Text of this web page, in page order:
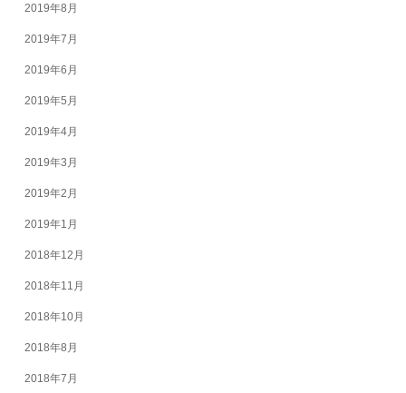
2019年8月
2019年7月
2019年6月
2019年5月
2019年4月
2019年3月
2019年2月
2019年1月
2018年12月
2018年11月
2018年10月
2018年8月
2018年7月